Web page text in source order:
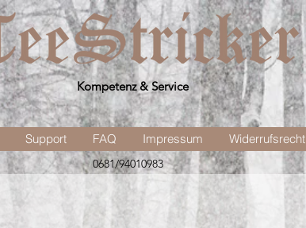
Kompetenz & Service
Support FAQ Impressum Widerrufsrecht
0681/94010983